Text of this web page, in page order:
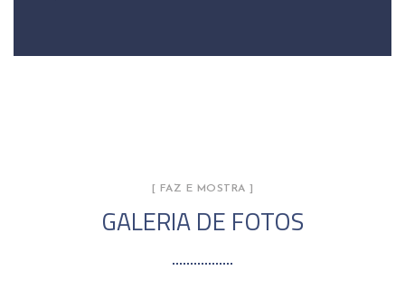
[ FAZ E MOSTRA ]
GALERIA DE FOTOS